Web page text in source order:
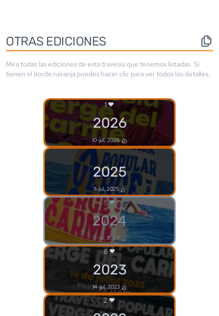
OTRAS EDICIONES
Mira todas las ediciones de esta travesía que tenemos listadas. Si
tienen el borde naranja puedes hacer clic para ver todos los detalles.
1
2026
10-jul, 2026
2025
11-jul, 2025
5
2024
12-jul, 2024
8
2023
14-jul, 2023
2